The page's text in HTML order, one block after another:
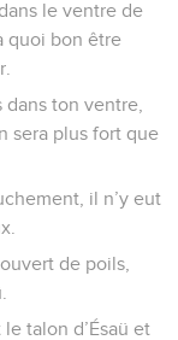
le ventre de
quoi bon être
ton ventre,
sera plus fort que
il n’y eut
de poils,
talon d’Ésaü et